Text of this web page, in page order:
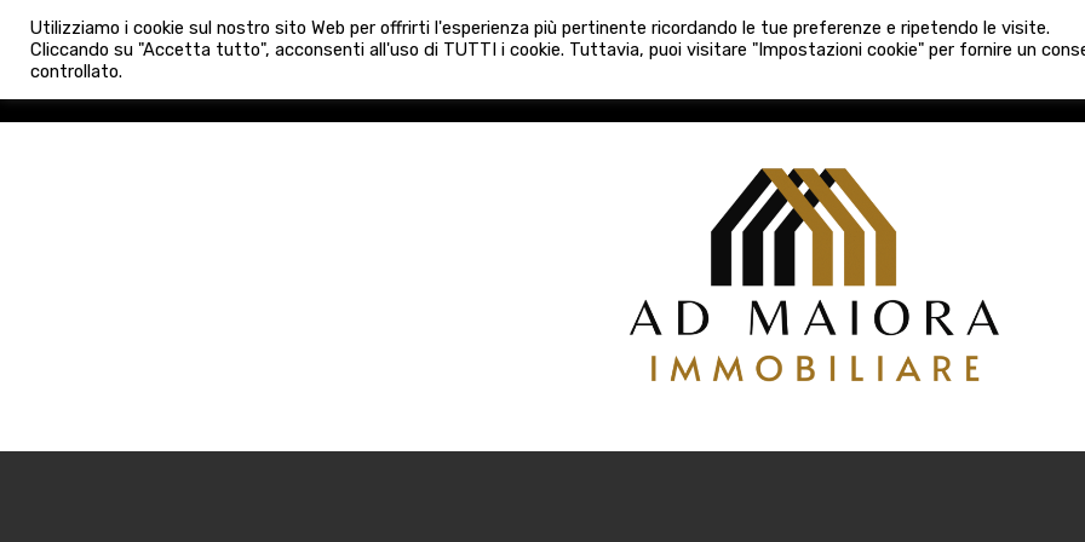
HOME AGENZIA NUOVE COSTRUZIONI VENDITA LOCAZIONI ATTIVITÀ
info@admaioraimmobiliare.it 080 3759025
Utilizziamo i cookie sul nostro sito Web per offrirti l'esperienza più pertinente ricordando le tue preferenze e ripetendo le visite.
Cliccando su "Accetta tutto", acconsenti all'uso di TUTTI i cookie. Tuttavia, puoi visitare "Impostazioni cookie" per fornire un
controllato.